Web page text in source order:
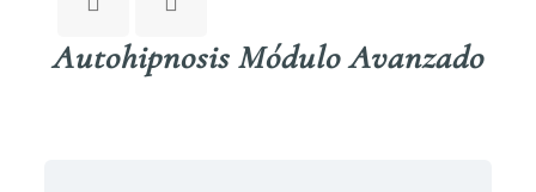
Autohipnosis Módulo Avanzado